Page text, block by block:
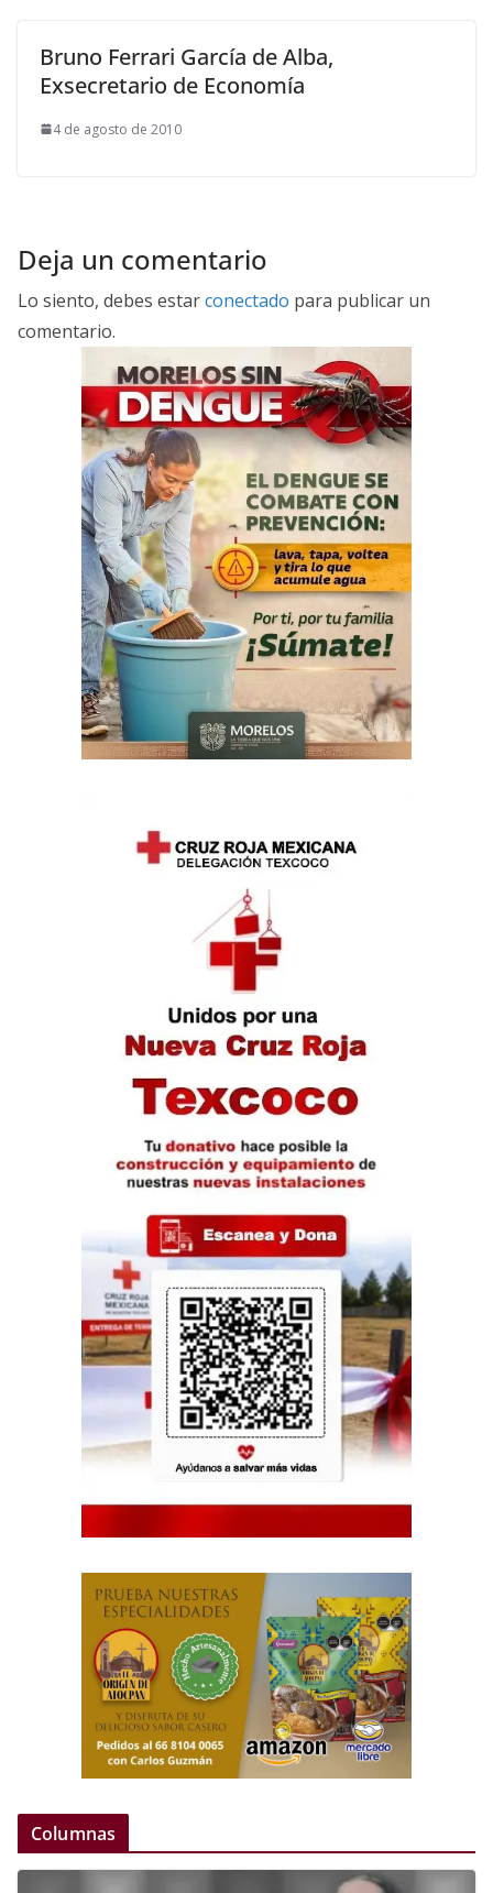
Bruno Ferrari García de Alba,
Exsecretario de Economía
4 de agosto de 2010
Deja un comentario
Lo siento, debes estarconectado para publicar un
comentario.
Columnas